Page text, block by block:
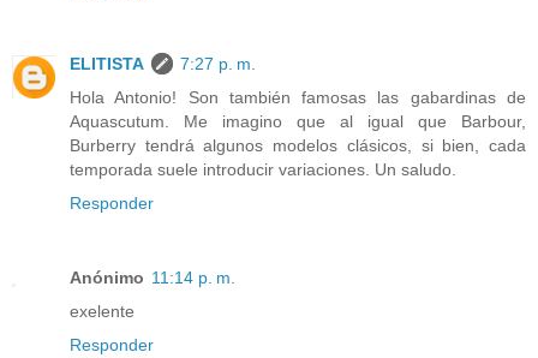
ELITISTA
7:27 p. m.
Hola Antonio! Son también famosas las gabardinas de
Aquascutum. Me imagino que al igual que Barbour,
Burberry tendrá algunos modelos clásicos, si bien, cada
temporada suele introducir variaciones. Un saludo.
Responder
Anónimo 11:14 p. m.
exelente
Responder